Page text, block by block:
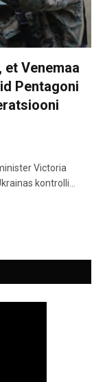
Venemaa
Pentagoni
Victoria
kontrolli…